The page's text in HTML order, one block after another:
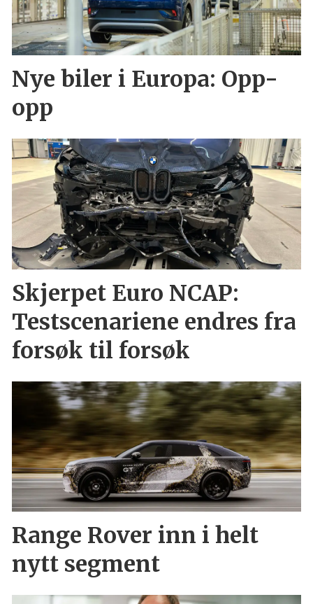
Nye biler i Europa: Opp-
opp
Skjerpet Euro NCAP:
Testscenariene endres fra
forsøk til forsøk
Range Rover inn i helt
nytt segment